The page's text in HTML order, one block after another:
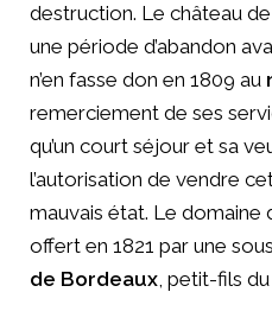
destruction. Le château
une période d’abandon
n’en fasse don en 1809 au
remerciement de ses
qu’un court séjour et sa
l’autorisation de vendre
mauvais état. Le domaine
offert en 1821 par une
de Bordeaux, petit-fils